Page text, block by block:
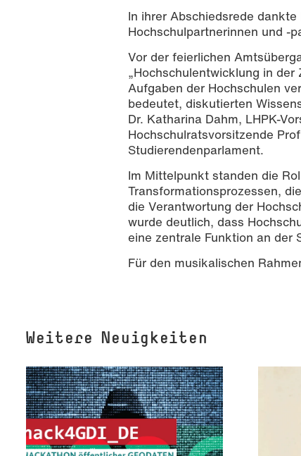
In ihrer Abschiedsrede
Hochschulpartnerinnen und -
Vor der feierlichen
„Hochschulentwicklung in
Aufgaben der Hochschulen
bedeutet, diskutierten
Dr. Katharina Dahm, LHPK-
Hochschulratsvorsitzende
Studierendenparlament.
Im Mittelpunkt standen die
Transformationsprozessen,
die Verantwortung der
wurde deutlich, dass
eine zentrale Funktion an der
Für den musikalischen
Weitere Neuigkeiten